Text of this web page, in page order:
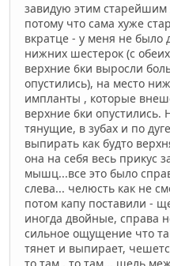
завидую этим старейшим
потому что сама хуже
вкратце - у меня не было
нижних шестерок (с
верхние 6ки выросли
опустились), на место
импланты , которые
верхние 6ки опустились.
тянущие, в зубах и по
выпирать как будто
она на себя весь прикус
мышц...все это было
слева... челюсть как не
потом капу поставили -
иногда двойные, справа
сильное ощущение что
тянет и выпирает,